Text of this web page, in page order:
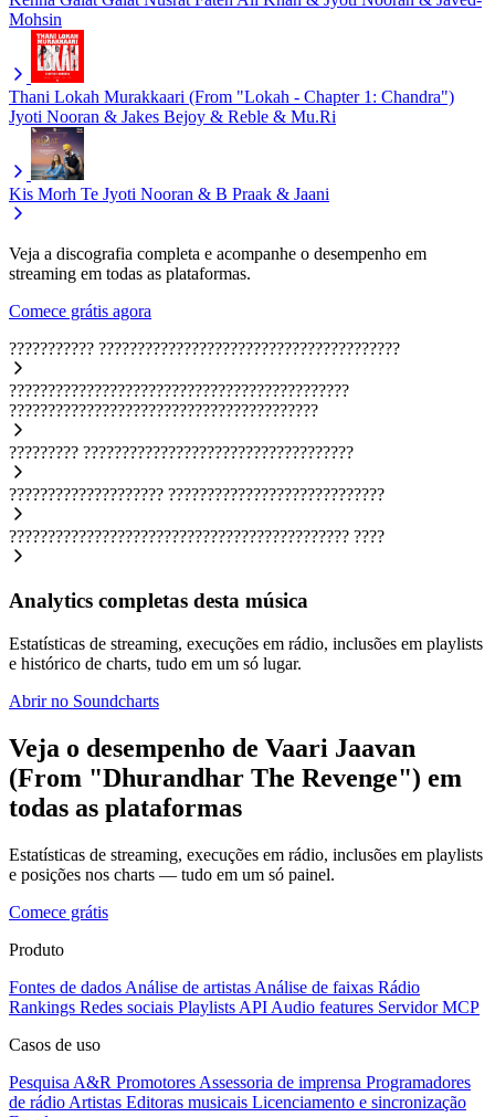
Mohsin
Thani Lokah Murakkaari (From "Lokah - Chapter 1: Chandra")
Jyoti Nooran & Jakes Bejoy & Reble & Mu.Ri
Kis Morh Te Jyoti Nooran & B Praak & Jaani
Veja a discografia completa e acompanhe o desempenho em
streaming em todas as plataformas.
Comece grátis agora
??????????? ???????????????????????????????????????
????????????????????????????????????????????
????????????????????????????????????????
????????? ???????????????????????????????????
???????????????????? ????????????????????????????
???????????????????????????????????????????? ????
Analytics completas desta música
Estatísticas de streaming, execuções em rádio, inclusões em playlists
e histórico de charts, tudo em um só lugar.
Abrir no Soundcharts
Veja o desempenho de Vaari Jaavan
(From "Dhurandhar The Revenge") em
todas as plataformas
Estatísticas de streaming, execuções em rádio, inclusões em playlists
e posições nos charts — tudo em um só painel.
Comece grátis
Produto
Fontes de dados Análise de artistas Análise de faixas Rádio
Rankings Redes sociais Playlists API Audio features Servidor MCP
Casos de uso
Pesquisa A&R Promotores Assessoria de imprensa Programadores
de rádio Artistas Editoras musicais Licenciamento e sincronização